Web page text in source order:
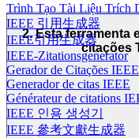
Trình Tạo Tài Liệu Trích
IEEE 引用生成器
IEEE引用生成器
IEEE-Zitationsgenerator
Gerador de Citações IEEE
Generador de citas IEEE
Générateur de citations
IEEE 인용 생성기
IEEE 參考文獻生成器
2. Esta ferramenta
citações